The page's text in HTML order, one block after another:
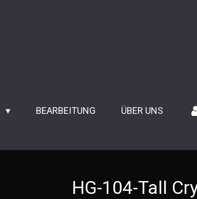
BEARBEITUNG ÜBER UNS
HG-104-Tall